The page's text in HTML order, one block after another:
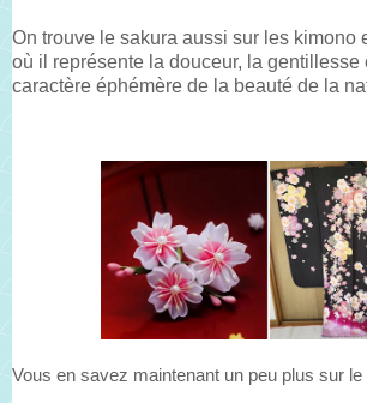
On trouve le sakura aussi sur les kimono
où il représente la douceur, la gentillesse
caractère éphémère de la beauté de la
Vous en savez maintenant un peu plus sur le